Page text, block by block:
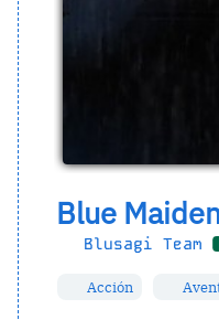
Blue
Blusagi Team
Acción